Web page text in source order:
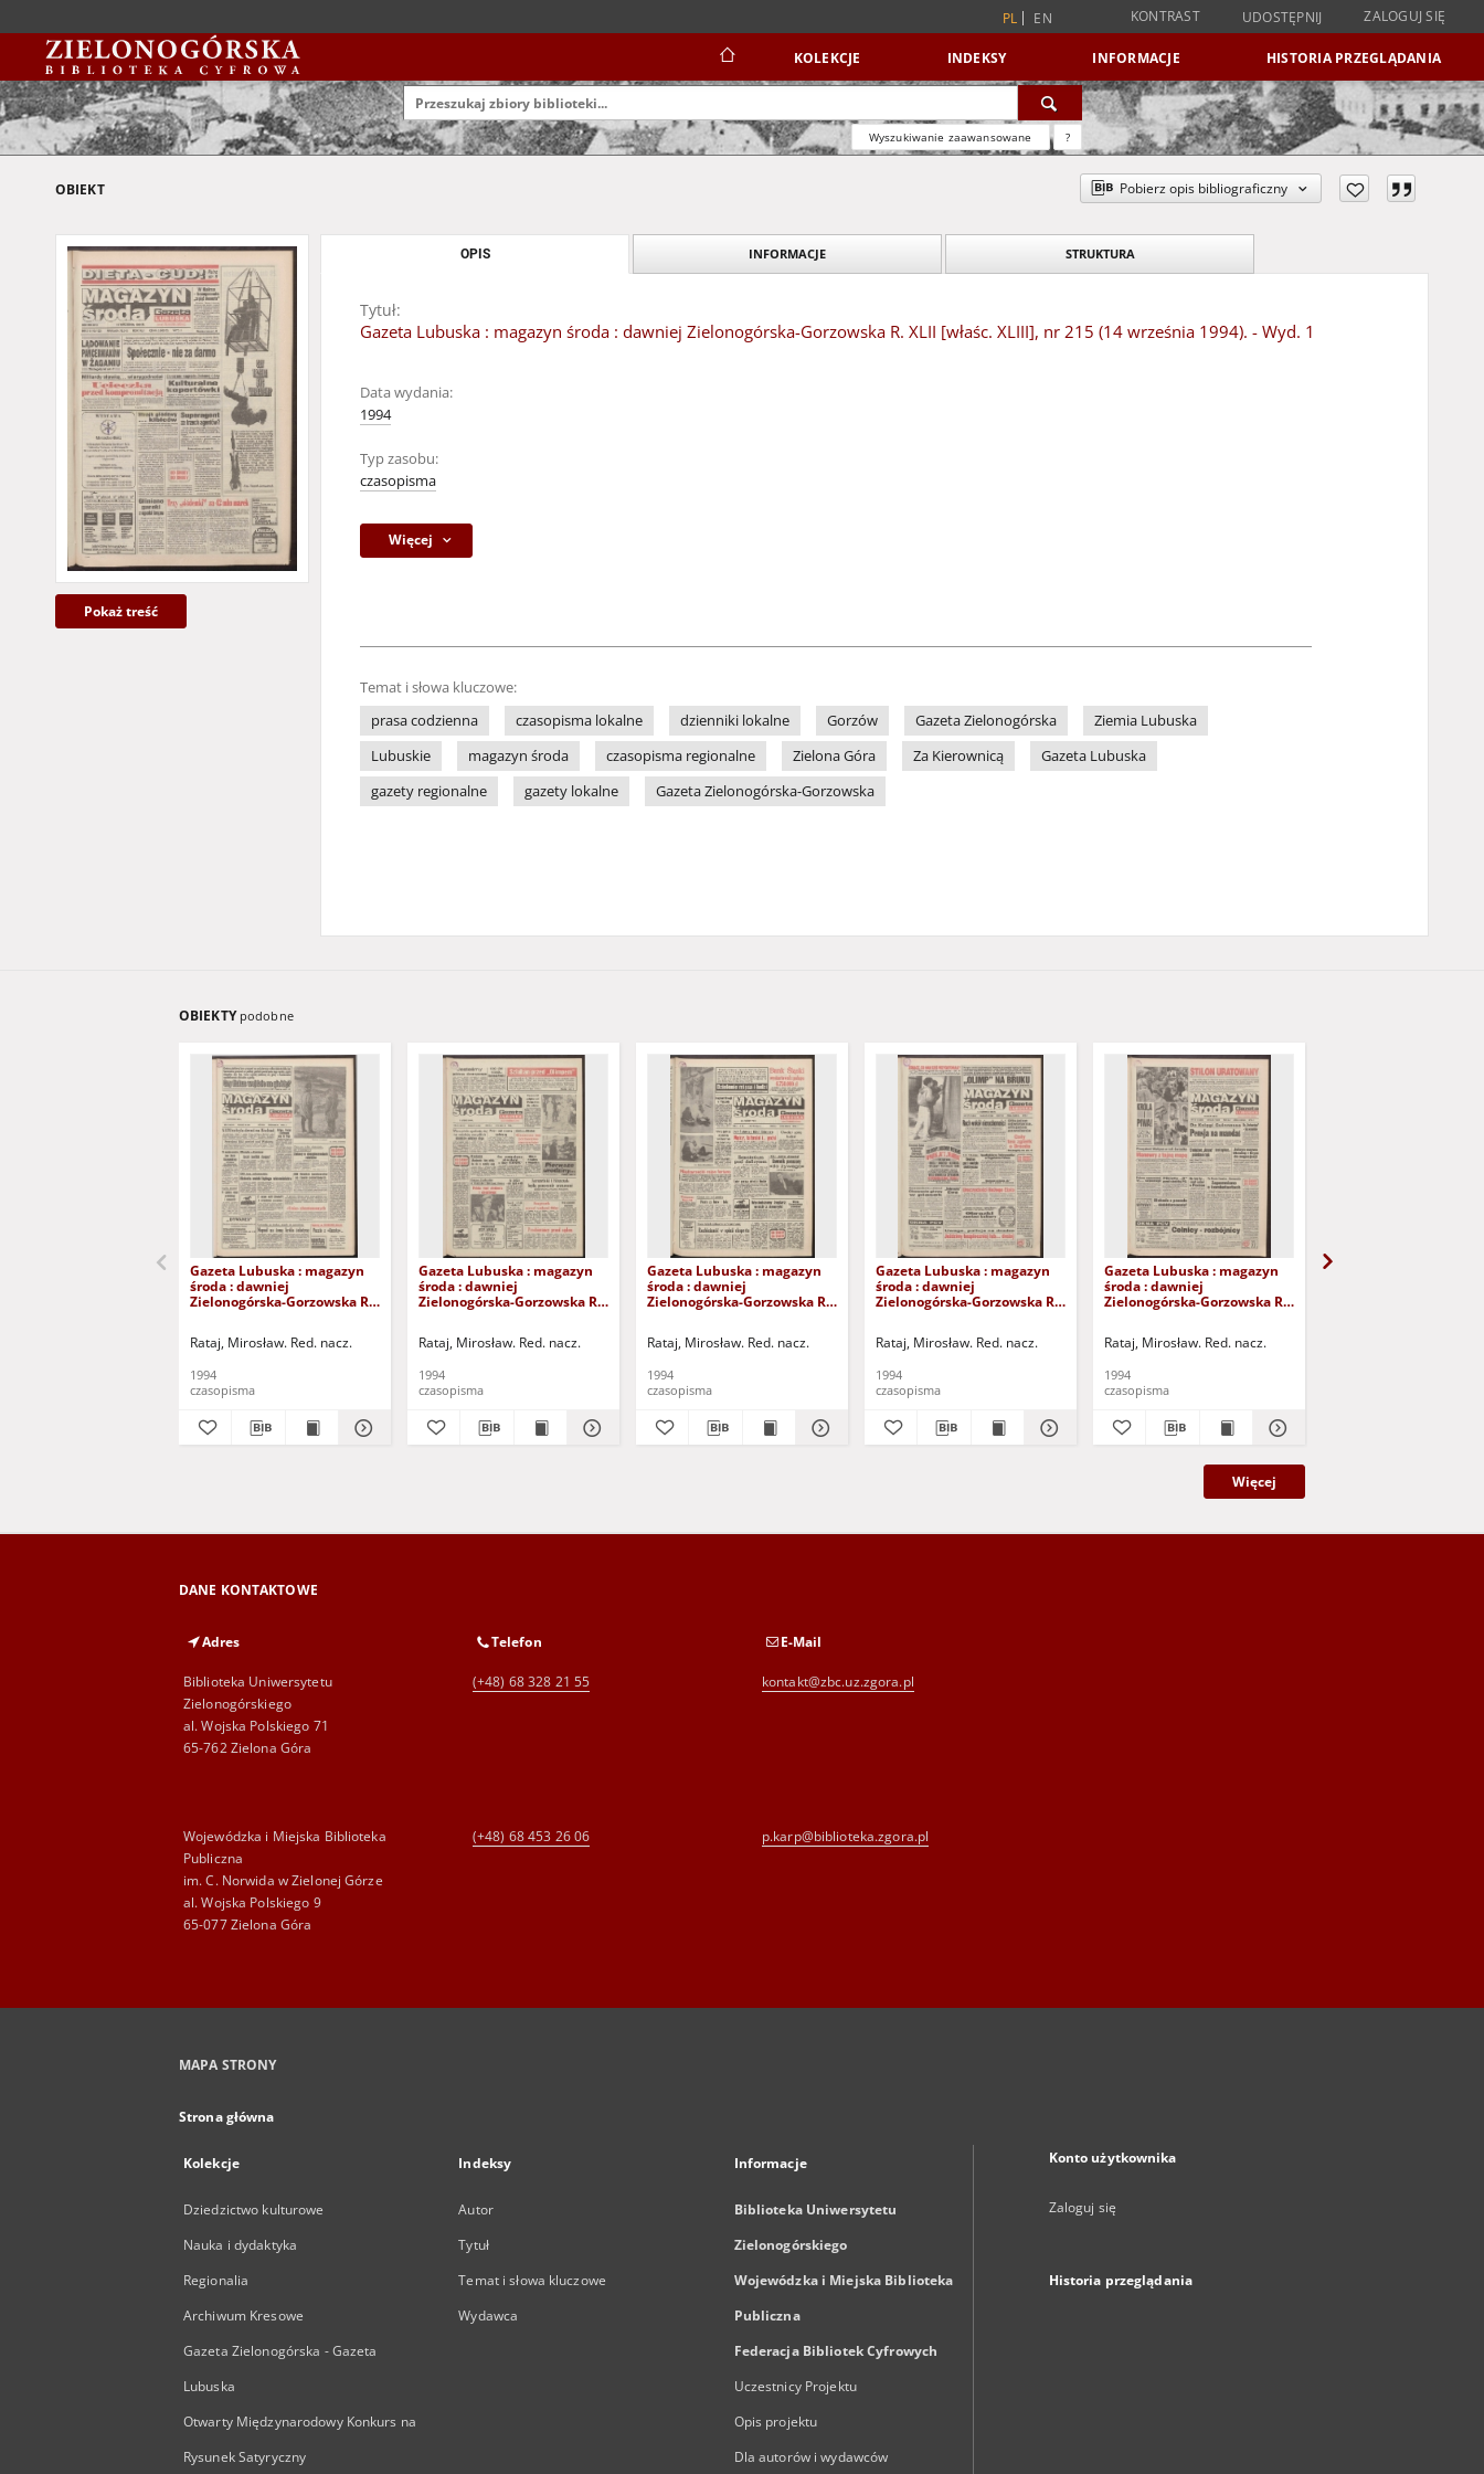
PL EN KONTRAST UDOSTĘPNIJ ZALOGUJ SIĘ
KOLEKCJE INDEKSY INFORMACJE HISTORIA PRZEGLĄDANIA
Wyszukiwanie zaawansowane ?
OBIEKT Pobierz opis bibliograficzny
Pokaż treść
OPIS INFORMACJE STRUKTURA
Tytuł:
Gazeta Lubuska : magazyn środa : dawniej Zielonogórska-Gorzowska R. XLII [właśc. XLIII], nr 215 (14 września 1994). - Wyd. 1
Data wydania:
1994
Typ zasobu:
czasopisma
Więcej
Temat i słowa kluczowe:
prasa codzienna
czasopisma lokalne dzienniki lokalne Gorzów Gazeta Zielonogórska
Ziemia Lubuska
Lubuskie
magazyn środa czasopisma regionalne Zielona Góra Za Kierownicą
Gazeta Lubuska
gazety regionalne
gazety lokalne Gazeta Zielonogórska-Gorzowska
OBIEKTY podobne
Gazeta Lubuska : magazyn
środa : dawniej
Zielonogórska-Gorzowska R.
Rataj, Mirosław. Red. nacz.
1994
czasopisma
Gazeta Lubuska : magazyn
środa : dawniej
Zielonogórska-Gorzowska R.
Rataj, Mirosław. Red. nacz.
1994
czasopisma
Gazeta Lubuska : magazyn
środa : dawniej
Zielonogórska-Gorzowska R.
Rataj, Mirosław. Red. nacz.
1994
czasopisma
Gazeta Lubuska : magazyn
środa : dawniej
Zielonogórska-Gorzowska R.
Rataj, Mirosław. Red. nacz.
1994
czasopisma
Gazeta Lubuska : magazyn
środa : dawniej
Zielonogórska-Gorzowska R.
Rataj, Mirosław. Red. nacz.
1994
czasopisma
Więcej
DANE KONTAKTOWE
Adres
Biblioteka Uniwersytetu
Zielonogórskiego
al. Wojska Polskiego 71
65-762 Zielona Góra
Telefon
(+48) 68 328 21 55
E-Mail
kontakt@zbc.uz.zgora.pl
Wojewódzka i Miejska Biblioteka
Publiczna
im. C. Norwida w Zielonej Górze
al. Wojska Polskiego 9
65-077 Zielona Góra
(+48) 68 453 26 06 p.karp@biblioteka.zgora.pl
MAPA STRONY
Strona główna
Kolekcje
Dziedzictwo kulturowe
Nauka i dydaktyka
Regionalia
Archiwum Kresowe
Gazeta Zielonogórska - Gazeta
Lubuska
Otwarty Międzynarodowy Konkurs na
Rysunek Satyryczny
Indeksy
Autor
Tytuł
Temat i słowa kluczowe
Wydawca
Informacje
Biblioteka Uniwersytetu
Zielonogórskiego
Wojewódzka i Miejska Biblioteka
Publiczna
Federacja Bibliotek Cyfrowych
Uczestnicy Projektu
Opis projektu
Dla autorów i wydawców
Konto użytkownika
Zaloguj się
Historia przeglądania